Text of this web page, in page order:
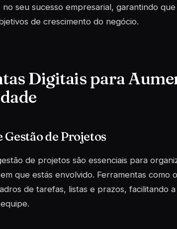
seu sucesso empresarial, garantindo
de crescimento do negócio.
Digitais para
Gestão de Projetos
de projetos são essenciais para
que estás envolvido. Ferramentas como
de tarefas, listas e prazos, facilitando